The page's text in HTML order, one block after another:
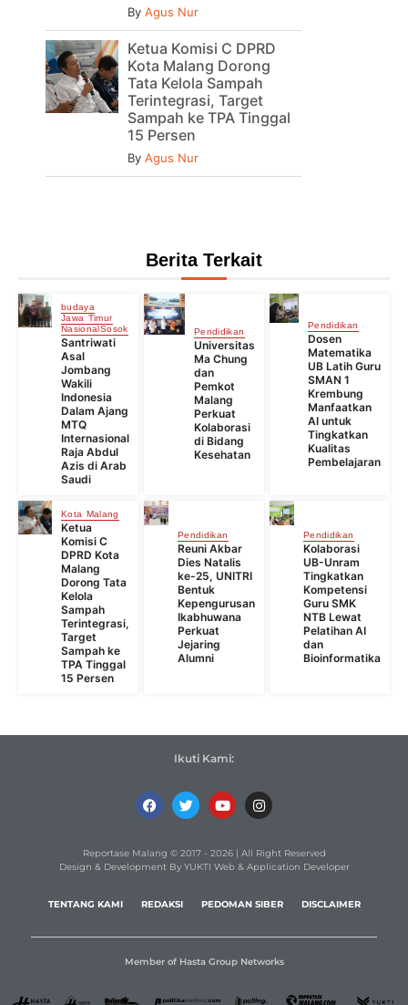
By Agus Nur
Ketua Komisi C DPRD
Kota Malang Dorong
Tata Kelola Sampah
Terintegrasi, Target
Sampah ke TPA Tinggal
15 Persen
By Agus Nur
Berita Terkait
budaya
Jawa Timur
NasionalSosok
Santriwati
Asal
Jombang
Wakili
Indonesia
Dalam Ajang
MTQ
Internasional
Raja Abdul
Azis di Arab
Saudi
Pendidikan
Universitas
Ma Chung
dan
Pemkot
Malang
Perkuat
Kolaborasi
di Bidang
Kesehatan
Pendidikan
Dosen
Matematika
UB Latih Guru
SMAN 1
Krembung
Manfaatkan
AI untuk
Tingkatkan
Kualitas
Pembelajaran
Kota Malang
Ketua
Komisi C
DPRD Kota
Malang
Dorong Tata
Kelola
Sampah
Terintegrasi,
Target
Sampah ke
TPA Tinggal
15 Persen
Pendidikan
Reuni Akbar
Dies Natalis
ke-25, UNITRI
Bentuk
Kepengurusan
Ikabhuwana
Perkuat
Jejaring
Alumni
Pendidikan
Kolaborasi
UB-Unram
Tingkatkan
Kompetensi
Guru SMK
NTB Lewat
Pelatihan AI
dan
Bioinformatika
Ikuti Kami:
Reportase Malang © 2017 - 2026 | All Right Reserved
Design & Development By YUKTI Web & Application Developer
TENTANG KAMI REDAKSI PEDOMAN SIBER DISCLAIMER
Member of Hasta Group Networks